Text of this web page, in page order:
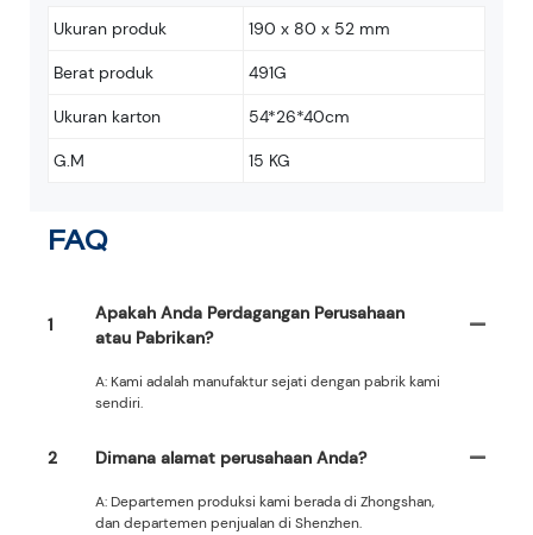
Ukuran produk 190 x 80 x 52 mm
Berat produk 491G
Ukuran karton 54*26*40cm
G.M 15 KG
FAQ
1
Apakah Anda Perdagangan Perusahaan
atau Pabrikan?
A: Kami adalah manufaktur sejati dengan pabrik kami
sendiri.
2 Dimana alamat perusahaan Anda?
A: Departemen produksi kami berada di Zhongshan,
dan departemen penjualan di Shenzhen.